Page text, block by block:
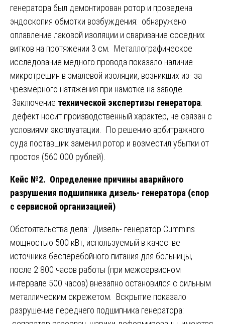
генератора был демонтирован ротор и проведена
эндоскопия обмотки возбуждения: обнаружено
оплавление лаковой изоляции и сваривание соседних
витков на протяжении 3 см. Металлографическое
исследование медного провода показало наличие
микротрещин в эмалевой изоляции, возникших из- за
чрезмерного натяжения при намотке на заводе.
Заключение технической экспертизы генератора:
дефект носит производственный характер, не связан с
условиями эксплуатации. По решению арбитражного
суда поставщик заменил ротор и возместил убытки от
простоя (560 000 рублей).
Кейс №2. Определение причины аварийного
разрушения подшипника дизель- генератора (спор
с сервисной организацией)
Обстоятельства дела: Дизель- генератор Cummins
мощностью 500 кВт, используемый в качестве
источника бесперебойного питания для больницы,
после 2 800 часов работы (при межсервисном
интервале 500 часов) внезапно остановился с сильным
металлическим скрежетом. Вскрытие показало
разрушение переднего подшипника генератора: